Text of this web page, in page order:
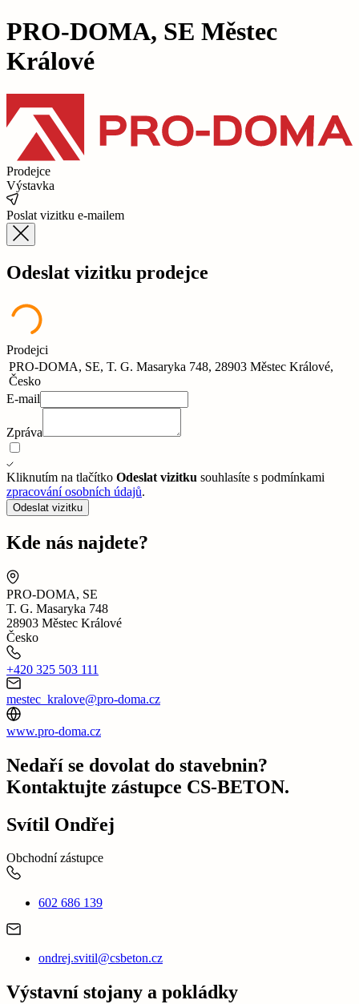
PRO-DOMA, SE Městec
Králové
Prodejce
Výstavka
Poslat vizitku e-mailem
Odeslat vizitku prodejce
Prodejci
PRO-DOMA, SE, T. G. Masaryka 748, 28903 Městec Králové,
Česko
E-mail
Zpráva
Kliknutím na tlačítko Odeslat vizitku souhlasíte s podmínkami
zpracování osobních údajů.
Odeslat vizitku
Kde nás najdete?
PRO-DOMA, SE
T. G. Masaryka 748
28903 Městec Králové
Česko
+420 325 503 111
mestec_kralove@pro-doma.cz
www.pro-doma.cz
Nedaří se dovolat do stavebnin?
Kontaktujte zástupce CS-BETON.
Svítil Ondřej
Obchodní zástupce
602 686 139
ondrej.svitil@csbeton.cz
Výstavní stojany a pokládky